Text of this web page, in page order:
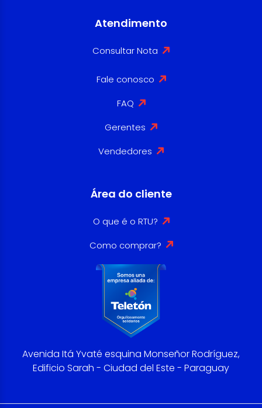
Atendimento
Consultar Nota
Fale conosco
FAQ
Gerentes
Vendedores
Área do cliente
O que é o RTU?
Como comprar?
Avenida Itá Yvaté esquina Monseñor Rodríguez,
Edificio Sarah - Ciudad del Este - Paraguay